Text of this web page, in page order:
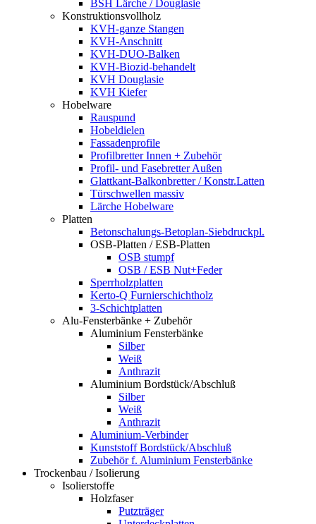
BSH Lärche / Douglasie
Konstruktionsvollholz
KVH-ganze Stangen
KVH-Anschnitt
KVH-DUO-Balken
KVH-Biozid-behandelt
KVH Douglasie
KVH Kiefer
Hobelware
Rauspund
Hobeldielen
Fassadenprofile
Profilbretter Innen + Zubehör
Profil- und Fasebretter Außen
Glattkant-Balkonbretter / Konstr.Latten
Türschwellen massiv
Lärche Hobelware
Platten
Betonschalungs-Betoplan-Siebdruckpl.
OSB-Platten / ESB-Platten
OSB stumpf
OSB / ESB Nut+Feder
Sperrholzplatten
Kerto-Q Furnierschichtholz
3-Schichtplatten
Alu-Fensterbänke + Zubehör
Aluminium Fensterbänke
Silber
Weiß
Anthrazit
Aluminium Bordstück/Abschluß
Silber
Weiß
Anthrazit
Aluminium-Verbinder
Kunststoff Bordstück/Abschluß
Zubehör f. Aluminium Fensterbänke
Trockenbau / Isolierung
Isolierstoffe
Holzfaser
Putzträger